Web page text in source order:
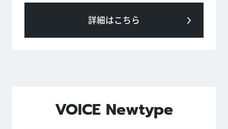
詳細はこちら
VOICE Newtype